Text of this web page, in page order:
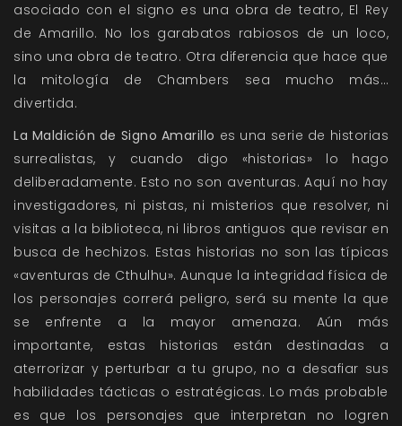
asociado con el signo es una obra de teatro, El Rey
de Amarillo. No los garabatos rabiosos de un loco,
sino una obra de teatro. Otra diferencia que hace que
la mitología de Chambers sea mucho más…
divertida.
La Maldición de Signo Amarillo es una serie de historias
surrealistas, y cuando digo «historias» lo hago
deliberadamente. Esto no son aventuras. Aquí no hay
investigadores, ni pistas, ni misterios que resolver, ni
visitas a la biblioteca, ni libros antiguos que revisar en
busca de hechizos. Estas historias no son las típicas
«aventuras de Cthulhu». Aunque la integridad física de
los personajes correrá peligro, será su mente la que
se enfrente a la mayor amenaza. Aún más
importante, estas historias están destinadas a
aterrorizar y perturbar a tu grupo, no a desafiar sus
habilidades tácticas o estratégicas. Lo más probable
es que los personajes que interpretan no logren